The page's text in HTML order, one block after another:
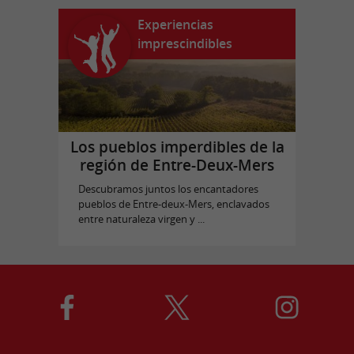
Experiencias
imprescindibles
Los pueblos imperdibles de la
región de Entre-Deux-Mers
Descubramos juntos los encantadores
pueblos de Entre-deux-Mers, enclavados
entre naturaleza virgen y ...